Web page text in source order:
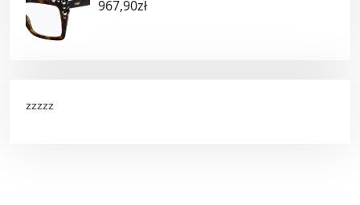
967,90zł
zzzzz